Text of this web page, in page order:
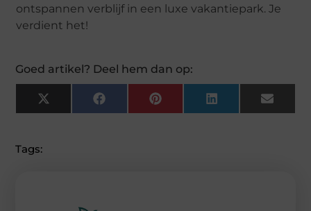
ontspannen verblijf in een luxe vakantiepark. Je
verdient het!
Goed artikel? Deel hem dan op:
X
(
F
A
P
I
L
I
E
M
Tags: